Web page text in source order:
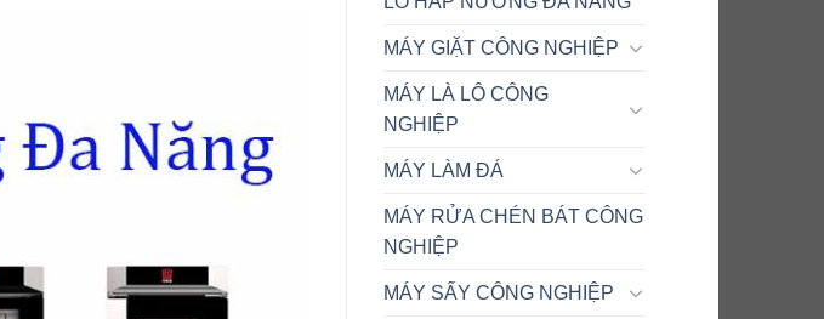
MÁY GIẶT CÔNG NGHIỆP
MÁY LÀ LÔ CÔNG
NGHIỆP
MÁY LÀM ĐÁ
MÁY RỬA CHÉN BÁT CÔNG
NGHIỆP
MÁY SẤY CÔNG NGHIỆP